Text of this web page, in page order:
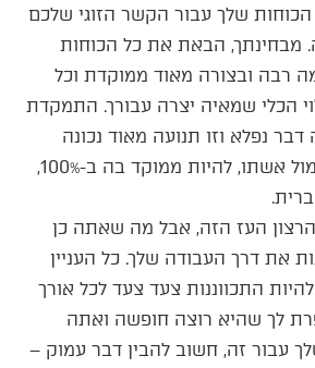
שלך עבור הקשר הזוגי שלכם
מבחינתך, הבאת את כל הכוחות
רבה ובצורה מאוד ממוקדת וכל
הכלי שמאיה יצרה עבורך. התמקדת
נפלא וזו תנועה מאוד נכונה
שאיש צריך לעשות מול אשתו, להיות ממוקד בה ב-100%,
העז הזה, אבל מה שאתה כן
את דרך העבודה שלך. כל העניין
התכווננות צעד צעד לכל אורך
לך שהיא רוצה חופשה ואתה
עבור זה, חשוב להבין דבר עמוק –